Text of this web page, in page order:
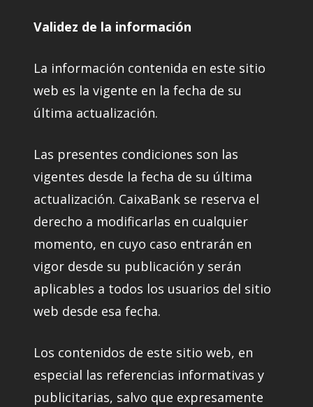
Validez de la información
La información contenida en este sitio
web es la vigente en la fecha de su
última actualización.
Las presentes condiciones son las
vigentes desde la fecha de su última
actualización. CaixaBank se reserva el
derecho a modificarlas en cualquier
momento, en cuyo caso entrarán en
vigor desde su publicación y serán
aplicables a todos los usuarios del sitio
web desde esa fecha.
Los contenidos de este sitio web, en
especial las referencias informativas y
publicitarias, salvo que expresamente